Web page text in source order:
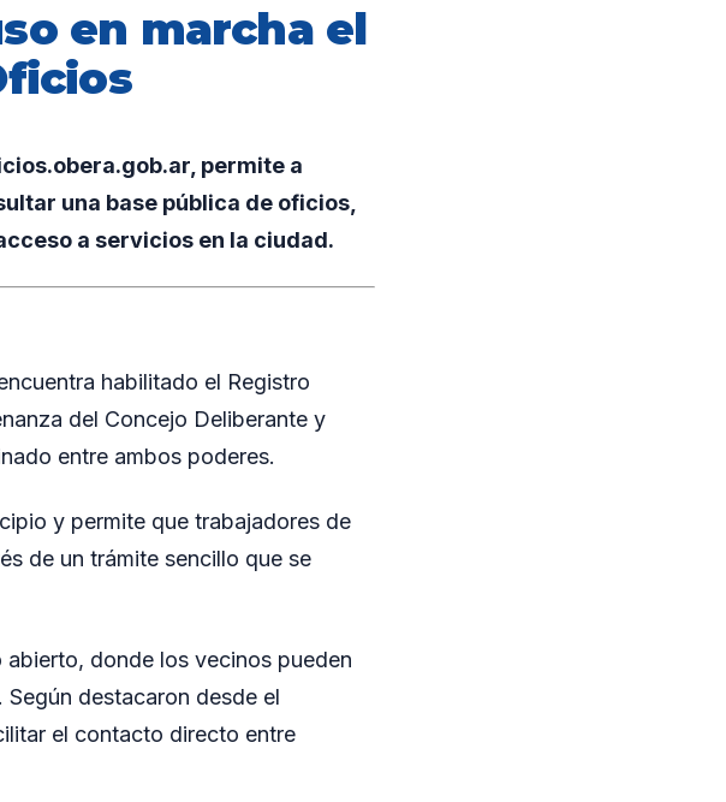
en marcha el
permite a
una base pública de oficios,
a servicios en la ciudad.
habilitado el Registro
del Concejo Deliberante y
entre ambos poderes.
y permite que trabajadores de
de un trámite sencillo que se
donde los vecinos pueden
destacaron desde el
el contacto directo entre